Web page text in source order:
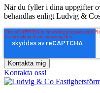
När du fyller i dina uppgifter
behandlas enligt Ludvig &
Kontakta oss!